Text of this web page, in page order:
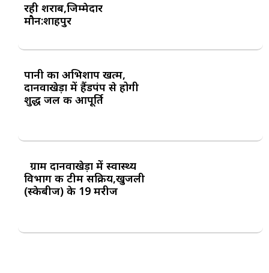
रही शराब,जिम्मेदार
मौन:शाहपुर
पानी का अभिशाप खत्म,
दानवाखेड़ा में हैंडपंप से होगी
शुद्ध जल की आपूर्ति
ग्राम दानवाखेड़ा में स्वास्थ्य
विभाग की टीम सक्रिय,खुजली
(स्केबीज) के 19 मरीज